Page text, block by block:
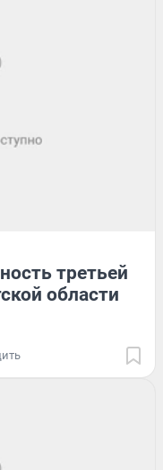
третьей
области